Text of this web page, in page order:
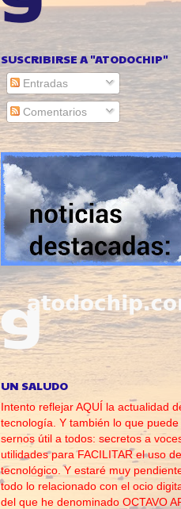
SUSCRIBIRSE A "ATODOCHIP"
Entradas
Comentarios
UN SALUDO
Intento reflejar AQUÍ la actualidad
tecnología. Y también lo que puede
sernos útil a todos: secretos a
utilidades para FACILITAR el uso
tecnológico. Y estaré muy
todo lo relacionado con el ocio
del que he denominado OCTAVO